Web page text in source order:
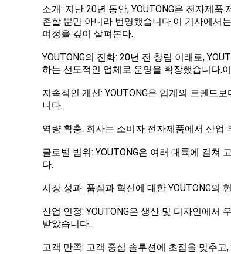
소개: 지난 20년 동안, YOUTONG은 전자제
존할 뿐만 아니라 번영했습니다.이 기사에서
여정을 깊이 살펴본다.
YOUTONG의 진화: 20년 전 창립 이래로,
하는 선도적인 업체로 운영을 확장했습니다.
지속적인 개선: YOUTONG은 업계의 트렌드
니다.
역량 확충: 회사는 소비자 전자제품에서 산
글로벌 범위: YOUTONG은 여러 대륙에 걸쳐
다.
시장 성과: 품질과 혁신에 대한 YOUTONG의
산업 인정: YOUTONG은 생산 및 디자인에서
받았습니다.
고객 만족: 고객 중심 솔루션에 초점을 맞추